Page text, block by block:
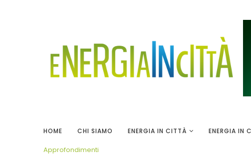
HOME CHI SIAMO ENERGIA IN CITTÀ ENERGIA IN
Approfondimenti